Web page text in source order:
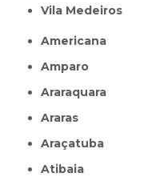
Vila Medeiros
Americana
Amparo
Araraquara
Araras
Araçatuba
Atibaia